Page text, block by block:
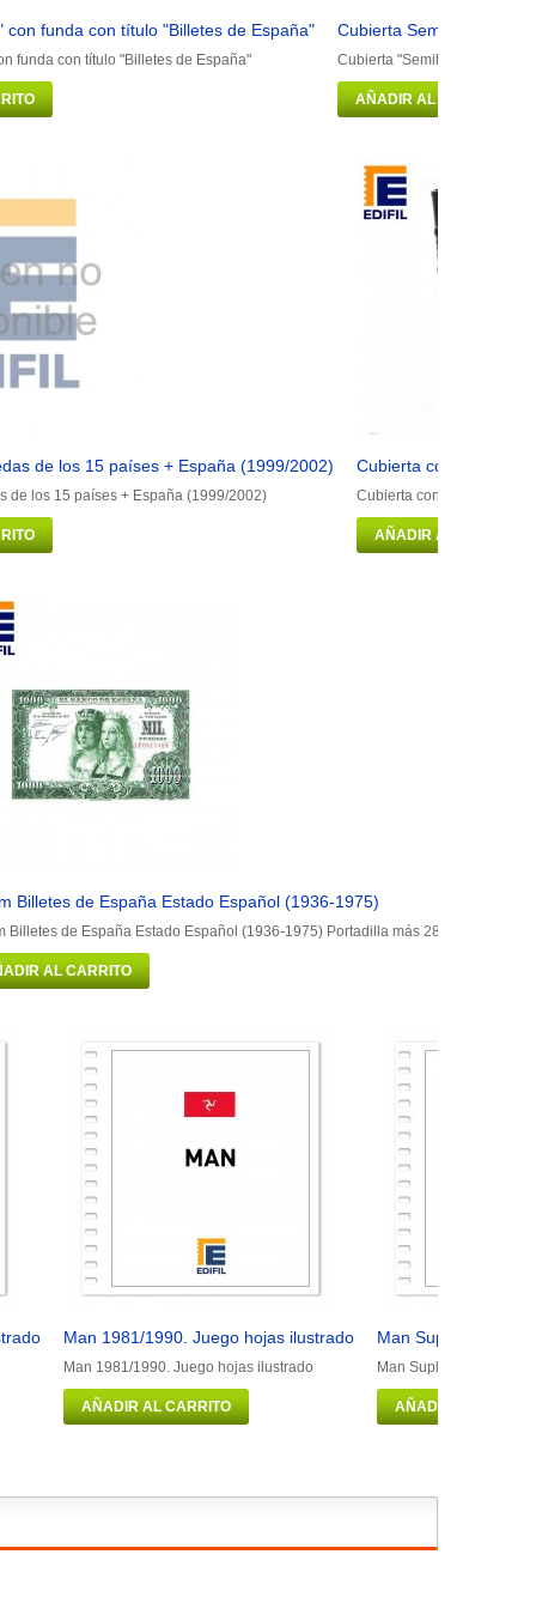
con funda con título "Billetes de España"
funda con título "Billetes de España"
Cubierta Semilujo con
Cubierta "Semilujo" con
AÑADIR AL CARRITO
de los 15 países + España (1999/2002)
de los 15 países + España (1999/2002)
Cubierta con funda (6
Cubierta con funda (6
AÑADIR AL CARRITO
Billetes de España Estado Español (1936-1975)
Billetes de España Estado Español (1936-1975) Portadilla más 28 hojas con
AL CARRITO
Man 1981/1990. Juego hojas ilustrado
Man 1981/1990. Juego hojas ilustrado
AÑADIR AL CARRITO
Man Suplemento
Man Suplemento 2016
AÑADIR AL